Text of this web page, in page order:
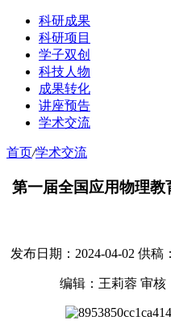
科研成果
科研项目
学子双创
科技人物
成果转化
讲座预告
学术交流
首页/学术交流
第一届全国应用物理
发布日期：2024-04-02 供稿
编辑：王莉蓉 审核